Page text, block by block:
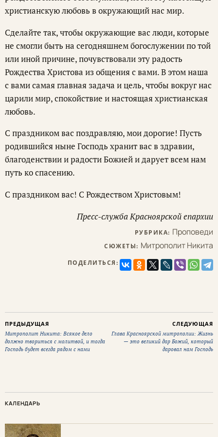
христианскую любовь в окружающий нас мир.
Сделайте так, чтобы окружающие вас люди, которые
не смогли быть на сегодняшнем богослужении по той
или иной причине, почувствовали эту радость
Рождества Христова из общения с вами. В этом наша
с вами самая главная задача и цель, чтобы вокруг нас
царили мир, спокойствие и настоящая христианская
любовь.
С праздником вас поздравляю, мои дорогие! Пусть
родившийся ныне Господь хранит вас в здравии,
благоденствии и радости Божией и дарует всем нам
путь ко спасению.
С праздником вас! С Рождеством Христовым!
Пресс-служба Красноярской епархии
РУБРИКА: Проповеди
СЮЖЕТЫ: Митрополит Никита
ПОДЕЛИТЬСЯ:
ПРЕДЫДУЩАЯ
Митрополит Никита: Всякое дело
должно твориться с молитвой, и тогда
Господь будет всегда рядом с нами
СЛЕДУЮЩАЯ
Глава Красноярской митрополии: Жизнь
— это великий дар Божий, который
даровал нам Господь
КАЛЕНДАРЬ